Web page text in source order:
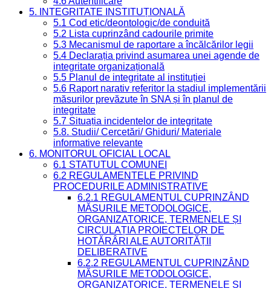
5. INTEGRITATE INSTITUȚIONALĂ
5.1 Cod etic/deontologic/de conduită
5.2 Lista cuprinzând cadourile primite
5.3 Mecanismul de raportare a încălcărilor legii
5.4 Declarația privind asumarea unei agende de
integritate organizațională
5.5 Planul de integritate al instituției
5.6 Raport narativ referitor la stadiul implementării
măsurilor prevăzute în SNA și în planul de
integritate
5.7 Situația incidentelor de integritate
5.8. Studii/ Cercetări/ Ghiduri/ Materiale
informative relevante
6. MONITORUL OFICIAL LOCAL
6.1 STATUTUL COMUNEI
6.2 REGULAMENTELE PRIVIND
PROCEDURILE ADMINISTRATIVE
6.2.1 REGULAMENTUL CUPRINZÂND
MĂSURILE METODOLOGICE,
ORGANIZATORICE, TERMENELE ȘI
CIRCULAȚIA PROIECTELOR DE
HOTĂRÂRI ALE AUTORITĂȚII
DELIBERATIVE
6.2.2 REGULAMENTUL CUPRINZÂND
MĂSURILE METODOLOGICE,
ORGANIZATORICE, TERMENELE ȘI